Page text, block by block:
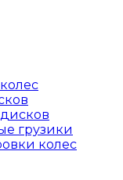
грузики
колес